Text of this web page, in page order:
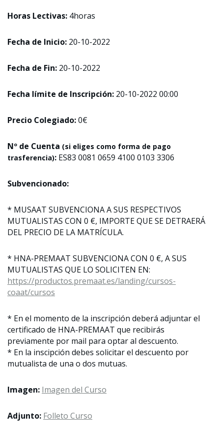
Horas Lectivas: 4horas
Fecha de Inicio: 20-10-2022
Fecha de Fin: 20-10-2022
Fecha límite de Inscripción: 20-10-2022 00:00
Precio Colegiado:0€
Nº de Cuenta (si eliges como forma de pago
trasferencia): ES83 0081 0659 4100 0103 3306
Subvencionado:
* MUSAAT SUBVENCIONA A SUS RESPECTIVOS
MUTUALISTAS CON 0 €, IMPORTE QUE SE DETRAERÁ
DEL PRECIO DE LA MATRÍCULA.
* HNA-PREMAAT SUBVENCIONA CON 0 €, A SUS
MUTUALISTAS QUE LO SOLICITEN EN:
https://productos.premaat.es/landing/cursos-
coaat/cursos
* En el momento de la inscripción deberá adjuntar el
certificado de HNA-PREMAAT que recibirás
previamente por mail para optar al descuento.
* En la inscipción debes solicitar el descuento por
mutualista de una o dos mutuas.
Imagen: Imagen del Curso
Adjunto: Folleto Curso